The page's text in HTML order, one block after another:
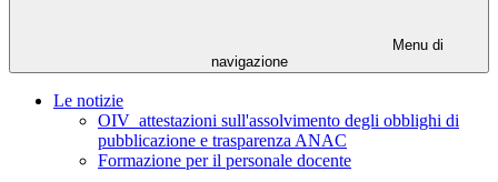
Menu di
navigazione
Le notizie
OIV_attestazioni sull'assolvimento degli obblighi di
pubblicazione e trasparenza ANAC
Formazione per il personale docente